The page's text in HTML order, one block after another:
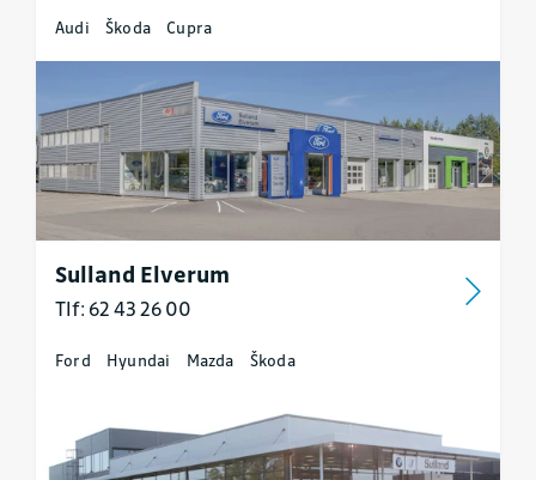
Audi Škoda Cupra
Sulland Elverum
Tlf: 62 43 26 00
Ford Hyundai Mazda Škoda